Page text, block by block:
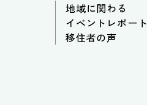
地域に関わる
イベントレポート
移住者の声